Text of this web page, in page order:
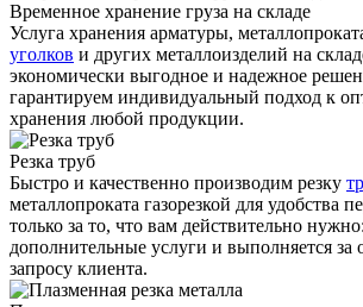
Временное хранение груза на складе
Услуга хранения арматуры,
уголков и других металлоизделий на
экономически выгодное и надежное
гарантируем индивидуальный подход к
хранения любой продукции.
Резка труб
Быстро и качественно производим резку
металлопроката газорезкой для удобства
только за то, что вам действительно
дополнительные услуги и выполняется за
запросу клиента.